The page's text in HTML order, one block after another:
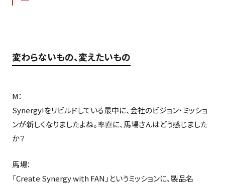
変わらないもの、変えたいもの
M：
Synergy!をリビルドしている最中に、会社のビジョン・ミッショ
ンが新しくなりましたよね。率直に、馬場さんはどう感じました
か？
馬場：
「Create Synergy with FAN」というミッションに、製品名